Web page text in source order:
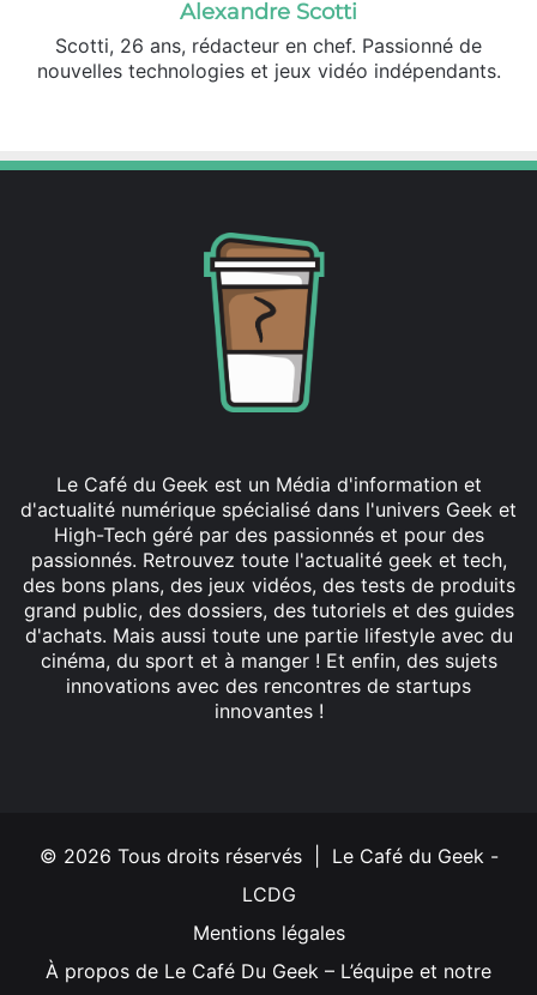
Alexandre Scotti
Scotti, 26 ans, rédacteur en chef. Passionné de
nouvelles technologies et jeux vidéo indépendants.
Le Café du Geek est un Média d'information et
d'actualité numérique spécialisé dans l'univers Geek et
High-Tech géré par des passionnés et pour des
passionnés. Retrouvez toute l'actualité geek et tech,
des bons plans, des jeux vidéos, des tests de produits
grand public, des dossiers, des tutoriels et des guides
d'achats. Mais aussi toute une partie lifestyle avec du
cinéma, du sport et à manger ! Et enfin, des sujets
innovations avec des rencontres de startups
innovantes !
© 2026 Tous droits réservés | Le Café du Geek -
LCDG
Mentions légales
À propos de Le Café Du Geek – L’équipe et notre